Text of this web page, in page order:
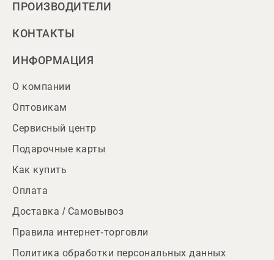
ПРОИЗВОДИТЕЛИ
КОНТАКТЫ
ИНФОРМАЦИЯ
О компании
Оптовикам
Сервисный центр
Подарочные карты
Как купить
Оплата
Доставка / Самовывоз
Правила интернет-торговли
Политика обработки персональных данных